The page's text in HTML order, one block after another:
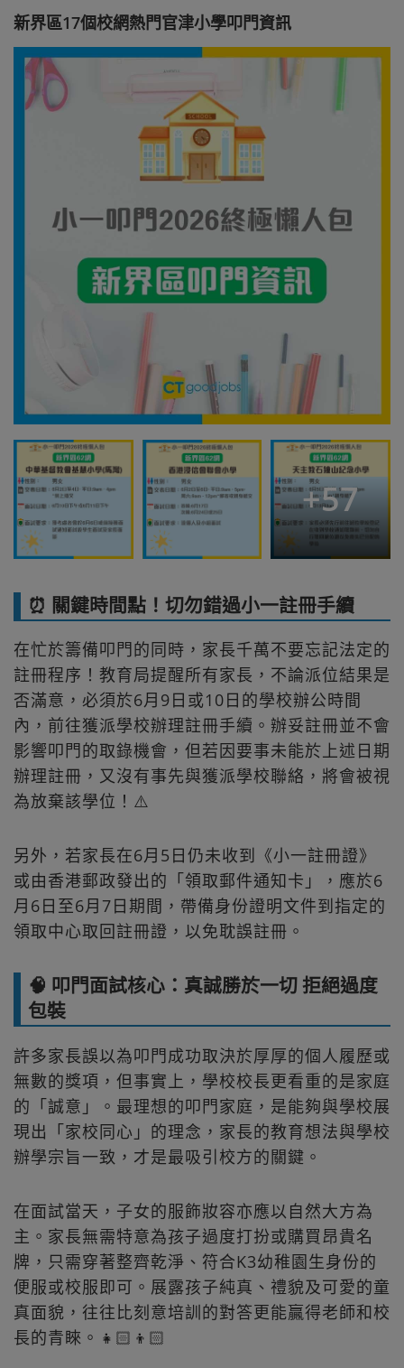
新界區17個校網熱門官津小學叩門資訊
+57
⏰ 關鍵時間點！切勿錯過小一註冊手續
在忙於籌備叩門的同時，家長千萬不要忘記法定的
註冊程序！教育局提醒所有家長，不論派位結果是
否滿意，必須於6月9日或10日的學校辦公時間
內，前往獲派學校辦理註冊手續。辦妥註冊並不會
影響叩門的取錄機會，但若因要事未能於上述日期
辦理註冊，又沒有事先與獲派學校聯絡，將會被視
為放棄該學位！⚠️
另外，若家長在6月5日仍未收到《小一註冊證》
或由香港郵政發出的「領取郵件通知卡」，應於6
月6日至6月7日期間，帶備身份證明文件到指定的
領取中心取回註冊證，以免耽誤註冊。
🧠 叩門面試核心：真誠勝於一切 拒絕過度
包裝
許多家長誤以為叩門成功取決於厚厚的個人履歷或
無數的獎項，但事實上，學校校長更看重的是家庭
的「誠意」。最理想的叩門家庭，是能夠與學校展
現出「家校同心」的理念，家長的教育想法與學校
辦學宗旨一致，才是最吸引校方的關鍵。
在面試當天，子女的服飾妝容亦應以自然大方為
主。家長無需特意為孩子過度打扮或購買昂貴名
牌，只需穿著整齊乾淨、符合K3幼稚園生身份的
便服或校服即可。展露孩子純真、禮貌及可愛的童
真面貌，往往比刻意培訓的對答更能贏得老師和校
長的青睞。👧🏻👦🏻